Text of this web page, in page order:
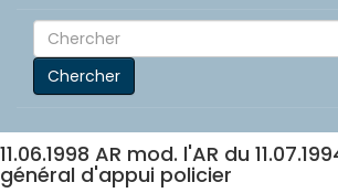
Chercher
11.06.1998 AR mod. l'AR du
général d'appui policier